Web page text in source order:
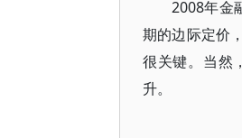
2008年金
期的边际定价
很关键。当然
升。